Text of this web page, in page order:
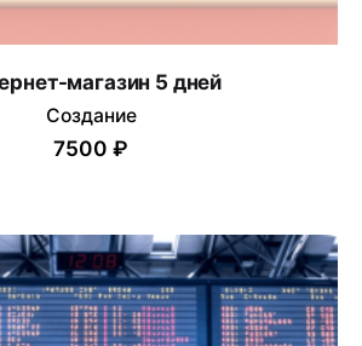
магазин 5 дней
Создание
7500 ₽